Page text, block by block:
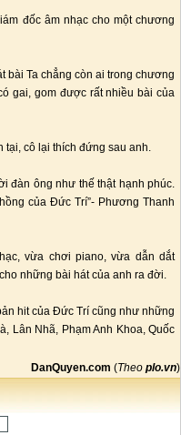
đốc âm nhạc cho một chương
bài Ta chẳng còn ai trong chương
gai, gom được rất nhiều bài của
tại, cô lại thích đứng sau anh.
đàn ông như thế thật hạnh phúc.
của Đức Trí”- Phương Thanh
vừa chơi piano, vừa dẫn dắt
những bài hát của anh ra đời.
hit của Đức Trí cũng như những
Lân Nhã, Phạm Anh Khoa, Quốc
DanQuyen.com (Theo plo.vn)